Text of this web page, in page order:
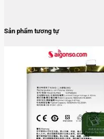
Sản phẩm tương tự